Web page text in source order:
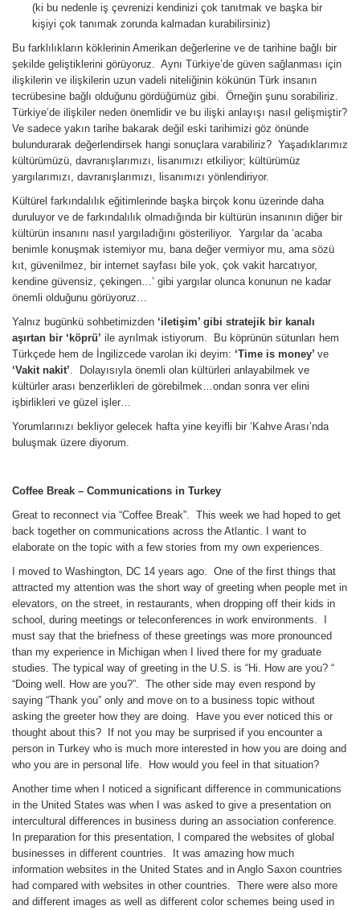
(ki bu nedenle iş çevrenizi kendinizi çok tanıtmak ve başka bir
kişiyi çok tanımak zorunda kalmadan kurabilirsiniz)
Bu farklılıkların köklerinin Amerikan değerlerine ve de tarihine bağlı bir
şekilde geliştiklerini görüyoruz. Aynı Türkiye’de güven sağlanması için
ilişkilerin ve ilişkilerin uzun vadeli niteliğinin kökünün Türk insanın
tecrübesine bağlı olduğunu gördüğümüz gibi. Örneğin şunu sorabiliriz.
Türkiye’de ilişkiler neden önemlidir ve bu ilişki anlayışı nasıl gelişmiştir?
Ve sadece yakın tarihe bakarak değil eski tarihimizi göz önünde
bulundurarak değerlendirsek hangi sonuçlara varabiliriz? Yaşadıklarımız
kültürümüzü, davranışlarımızı, lisanımızı etkiliyor; kültürümüz
yargılarımızı, davranışlarımızı, lisanımızı yönlendiriyor.
Kültürel farkındalılık eğitimlerinde başka birçok konu üzerinde daha
duruluyor ve de farkındalılık olmadığında bir kültürün insanının diğer bir
kültürün insanını nasıl yargıladığını gösteriliyor. Yargılar da ‘acaba
benimle konuşmak istemiyor mu, bana değer vermiyor mu, ama sözü
kıt, güvenilmez, bir internet sayfası bile yok, çok vakit harcatıyor,
kendine güvensiz, çekingen…’ gibi yargılar olunca konunun ne kadar
önemli olduğunu görüyoruz…
Yalnız bugünkü sohbetimizden ‘iletişim’ gibi stratejik bir kanalı
aşırtan bir ‘köprü’ ile ayrılmak istiyorum. Bu köprünün sütunları hem
Türkçede hem de İngilizcede varolan iki deyim: ‘Time is money’ ve
‘Vakit nakit’ . Dolayısıyla önemli olan kültürleri anlayabilmek ve
kültürler arası benzerlikleri de görebilmek…ondan sonra ver elini
işbirlikleri ve güzel işler…
Yorumlarınızı bekliyor gelecek hafta yine keyifli bir ‘Kahve Arası’nda
buluşmak üzere diyorum.
Coffee Break – Communications in Turkey
Great to reconnect via “Coffee Break”. This week we had hoped to get
back together on communications across the Atlantic. I want to
elaborate on the topic with a few stories from my own experiences.
I moved to Washington, DC 14 years ago. One of the first things that
attracted my attention was the short way of greeting when people met in
elevators, on the street, in restaurants, when dropping off their kids in
school, during meetings or teleconferences in work environments. I
must say that the briefness of these greetings was more pronounced
than my experience in Michigan when I lived there for my graduate
studies. The typical way of greeting in the U.S. is “Hi. How are you? “
“Doing well. How are you?”. The other side may even respond by
saying “Thank you” only and move on to a business topic without
asking the greeter how they are doing. Have you ever noticed this or
thought about this? If not you may be surprised if you encounter a
person in Turkey who is much more interested in how you are doing and
who you are in personal life. How would you feel in that situation?
Another time when I noticed a significant difference in communications
in the United States was when I was asked to give a presentation on
intercultural differences in business during an association conference.
In preparation for this presentation, I compared the websites of global
businesses in different countries. It was amazing how much
information websites in the United States and in Anglo Saxon countries
had compared with websites in other countries. There were also more
and different images as well as different color schemes being used in